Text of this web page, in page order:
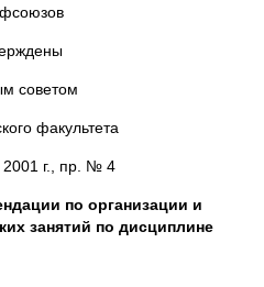
советом
факультета
г., пр. № 4
по организации и
занятий по дисциплине